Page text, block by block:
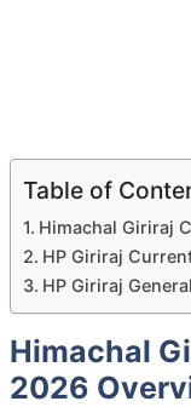
Table of
Himachal Giriraj
HP Giriraj
HP Giriraj
Himachal
2026